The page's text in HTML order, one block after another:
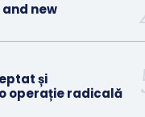
and new
și
operație radicală